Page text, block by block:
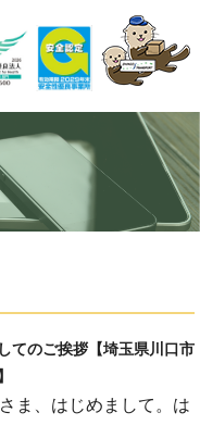
てのご挨拶【埼玉県川口市
ま、はじめまして。は